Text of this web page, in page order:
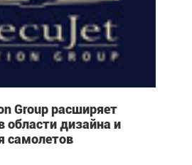
Group расширяет
области дизайна и
самолетов